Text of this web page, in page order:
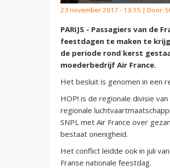
23 november 2017 - 13:15 | Door:
PARIJS - Passagiers van de
feestdagen te maken te
de periode rond kerst
moederbedrijf Air France.
Het besluit is genomen in een
HOP! is de regionale divisie
regionale
SNPL met Air France over
bestaat onenigheid.
Het conflict leidde ook in juli
Franse nationale feestdag.